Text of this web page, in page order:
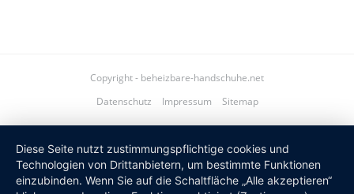
Copyright - beheizbare-handschuhe.net
Datenschutz
Impressum Sitemap
Diese Seite nutzt zustimmungspflichtige cookies und
Technologien von Drittanbietern, um bestimmte Funktionen
einzubinden. Wenn Sie auf die Schaltfläche „Alle akzeptieren“